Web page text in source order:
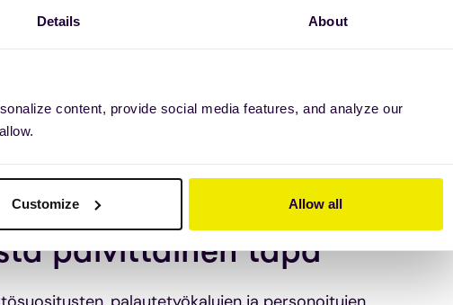
Details About
content, provide social media features, and analyze our
Customize Allow all
Todista raporteilla, että oppiminen tukee
Integroi
päivittäinen tapa